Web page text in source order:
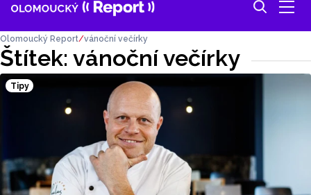
Štítek: vánoční večírky
Olomoucký Report vánoční večírky
Tipy